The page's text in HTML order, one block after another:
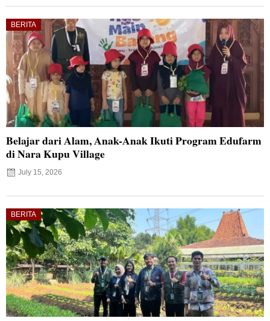
BERITA
Belajar dari Alam, Anak-Anak Ikuti Program Edufarm
di Nara Kupu Village
July 15, 2026
BERITA